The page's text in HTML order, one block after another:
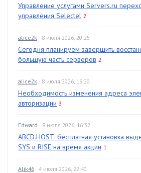
Управление услугами Servers.ru
управления Selectel 2
alice2k · 8 июля 2026, 20:25
Сегодня планируем завершить
большую часть серверов 2
alice2k · 8 июля 2026, 19:20
Необходимость изменения адреса
авторизации 3
Edward · 8 июля 2026, 16:32
ABCD.HOST: бесплатная установка
SYS и RISE на время акции 1
Alik46 · 4 июля 2026, 22:40